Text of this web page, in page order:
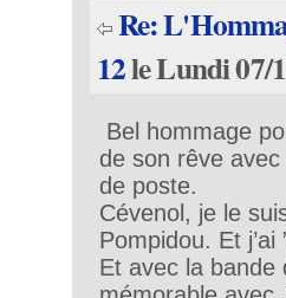
Re:
12le Lundi 07/
Bel hommage
de son rêve
de poste.
Cévenol, je le
Pompidou. Et
Et avec la bande